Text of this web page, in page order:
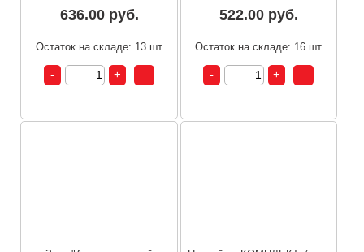
636.00 руб.
Остаток на складе: 13 шт
522.00 руб.
Остаток на складе: 16 шт